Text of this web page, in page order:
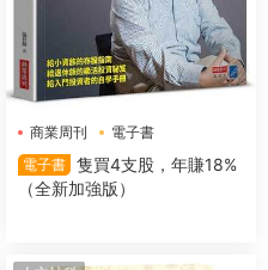
商業周刊
電子書
電子書 隻買4支股，年賺18%
（全新加強版）